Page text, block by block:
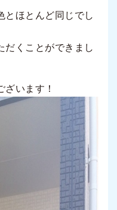
とほとんど同じでし
だくことができまし
います！